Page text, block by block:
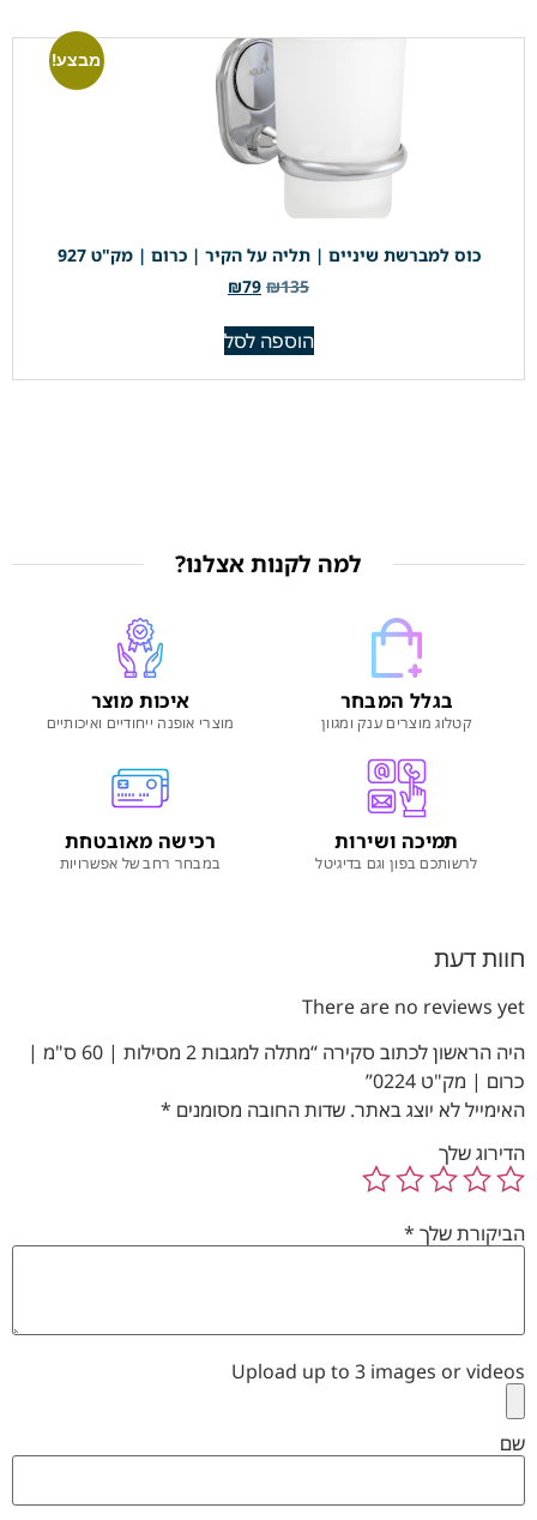
מבצע!
כוס למברשת שיניים | תליה על הקיר | כרום | מק"ט 927
₪135
₪79
הוספה לסל
למה לקנות אצלנו?
בגלל המבחר
קטלוג מוצרים ענק ומגוון
איכות מוצר
מוצרי אופנה ייחודיים ואיכותיים
תמיכה ושירות
לרשותכם בפון וגם בדיגיטל
רכישה מאובטחת
במבחר רחב של אפשרויות
חוות דעת
There are no reviews yet
היה הראשון לכתוב סקירה “מתלה למגבות 2 מסילות | 60 ס"מ |
כרום | מק"ט 0224”
האימייל לא יוצג באתר. שדות החובה מסומנים *
הדירוג שלך
הביקורת שלך *
Upload up to 3 images or videos
שם